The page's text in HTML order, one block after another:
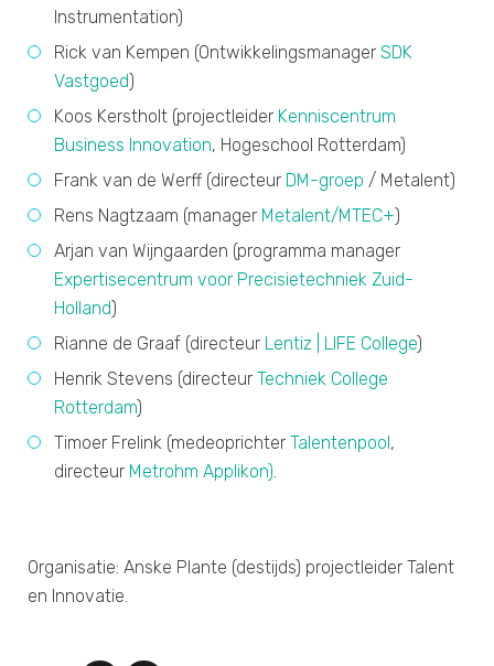
Instrumentation)
Rick van Kempen (Ontwikkelingsmanager SDK
Vastgoed)
Koos Kerstholt (projectleider Kenniscentrum
Business Innovation, Hogeschool Rotterdam)
Frank van de Werff (directeur DM-groep / Metalent)
Rens Nagtzaam (manager Metalent/MTEC+)
Arjan van Wijngaarden (programma manager
Expertisecentrum voor Precisietechniek Zuid-
Holland)
Rianne de Graaf (directeur Lentiz | LIFE College)
Henrik Stevens (directeur Techniek College
Rotterdam)
Timoer Frelink (medeoprichter Talentenpool,
directeur Metrohm Applikon)
Organisatie: Anske Plante (destijds) projectleider Talent
en Innovatie.